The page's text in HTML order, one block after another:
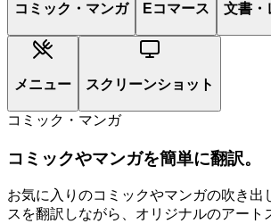
コミック・マンガ Eコマース 文書・
メニュー スクリーンショット
コミック・マンガ
コミックやマンガを簡単に翻訳。
お気に入りのコミックやマンガの吹き出
スを翻訳しながら、オリジナルのアート